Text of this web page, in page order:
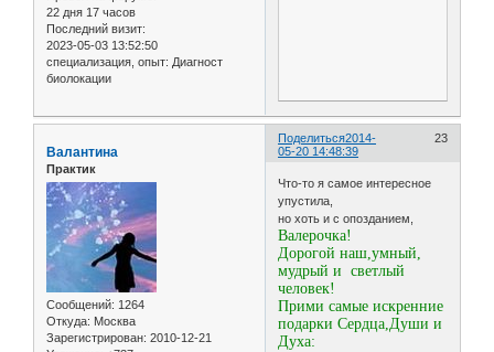
22 дня 17 часов
Последний визит:
2023-05-03 13:52:50
специализация, опыт: Диагност
биолокации
Поделиться 23
2014-
05-20 14:48:39
Валантина
Практик
Сообщений: 1264
Откуда: Москва
Зарегистрирован: 2010-12-21
Что-то я самое интересное
упустила,
но хоть и с опозданием,
Валерочка!
Дорогой наш,умный,
мудрый и светлый
человек!
Прими самые искренние
подарки Сердца,Души и
Духа: